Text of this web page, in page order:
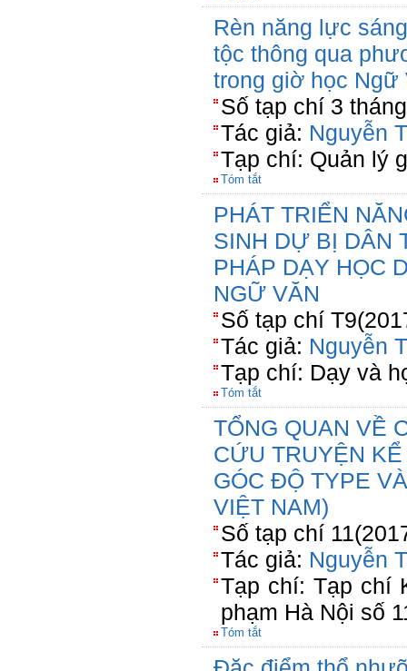
Rèn năng lực
tộc thông qua
trong giờ học Ngữ
Số tạp chí 3
Tác giả: Nguyễn
Tạp chí: Quản lý
Tóm tắt
PHÁT TRIỂN
SINH DỰ BỊ DÂN
PHÁP DẠY HỌC
NGỮ VĂN
Số tạp chí
Tác giả: Nguyễn
Tạp chí: Dạy và
Tóm tắt
TỔNG QUAN VỀ
CỨU TRUYỆN
GÓC ĐỘ TYPE
VIỆT NAM)
Số tạp chí
Tác giả: Nguyễn
Tạp chí: Tạp chí
phạm Hà Nội số
Tóm tắt